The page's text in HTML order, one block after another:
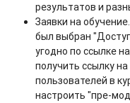
результатов и
Заявки на
был выбран
угодно по ссылке
получить ссылку
пользователей в
настроить "пре-